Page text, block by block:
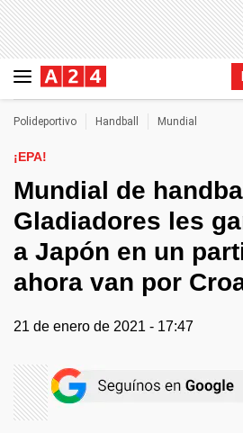
Polideportivo Handball Mundial
¡EPA!
Mundial de
Gladiadores les
a Japón en un
ahora van por
21 de enero de 2021 - 17:47